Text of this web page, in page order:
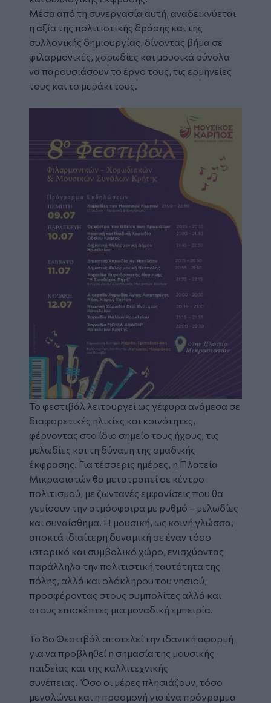
Μέσα από τη συνεργασία αυτή, αναδεικνύεται
η αξία της πολιτιστικής δράσης και της
συλλογικής δημιουργίας, δίνοντας βήμα σε
φιλαρμονικές, χορωδίες και μουσικά σύνολα
να παρουσιάσουν το έργο τους, τις ερμηνείες
τους και το μεράκι τους.
Το φεστιβάλ λειτουργεί ως γέφυρα ανάμεσα σε
διαφορετικές ηλικίες και κοινότητες,
φέρνοντας στο ίδιο σημείο τους ήχους, τις
μελωδίες και τη δύναμη της ομαδικής
έκφρασης. Για τέσσερις ημέρες, η Πλατεία
Μικρασιατών θα μετατραπεί σε κέντρο
πολιτισμού, με ζωντανές εμφανίσεις που θα
γεμίσουν την ατμόσφαιρα με ρυθμό – μελωδίες
και συναίσθημα. Η μουσική, ως κοινή γλώσσα,
αποκτά ιδιαίτερη δυναμική σε έναν τόσο
ιστορικό και συμβολικό χώρο, ενισχύοντας
παράλληλα την πολιτιστική ταυτότητα της
πόλης, αλλά και ολόκληρου του νησιού,
προσφέροντας στους συμπολίτες αλλά και
στους επισκέπτες μια μοναδική εμπειρία.
Το 8ο Φεστιβάλ αποτελεί την ιδανική αφορμή
για να προβληθεί η σημασία της μουσικής
παιδείας και της καλλιτεχνικής
συνέπειας. Όσο οι μέρες πλησιάζουν, τόσο
μεγαλώνει και η προσμονή για ένα πρόγραμμα